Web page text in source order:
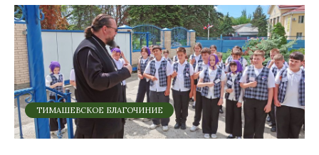
ТИМАШЕВСКОЕ БЛАГОЧИНИЕ